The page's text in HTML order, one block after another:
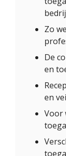
Zo
De
en
en
Voor